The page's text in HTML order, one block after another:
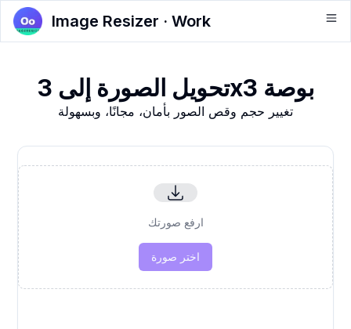
Image Resizer · Work
تحويل الصورة إلى 3x3 بوصة
تغيير حجم وقص الصور بأمان، مجانًا، وبسهولة
ارفع صورتك
اختر صورة